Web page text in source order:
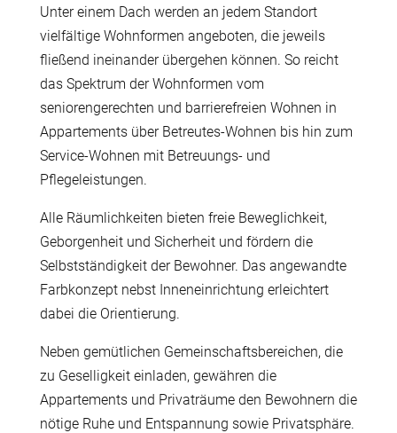
Unter einem Dach werden an jedem Standort
vielfältige Wohnformen angeboten, die jeweils
fließend ineinander übergehen können. So reicht
das Spektrum der Wohnformen vom
seniorengerechten und barrierefreien Wohnen in
Appartements über Betreutes-Wohnen bis hin zum
Service-Wohnen mit Betreuungs- und
Pflegeleistungen.
Alle Räumlichkeiten bieten freie Beweglichkeit,
Geborgenheit und Sicherheit und fördern die
Selbstständigkeit der Bewohner. Das angewandte
Farbkonzept nebst Inneneinrichtung erleichtert
dabei die Orientierung.
Neben gemütlichen Gemeinschaftsbereichen, die
zu Geselligkeit einladen, gewähren die
Appartements und Privaträume den Bewohnern die
nötige Ruhe und Entspannung sowie Privatsphäre.